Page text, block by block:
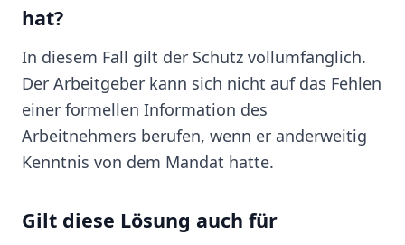
hat?
In diesem Fall gilt der Schutz vollumfänglich.
Der Arbeitgeber kann sich nicht auf das Fehlen
einer formellen Information des
Arbeitnehmers berufen, wenn er anderweitig
Kenntnis von dem Mandat hatte.
Gilt diese Lösung auch für